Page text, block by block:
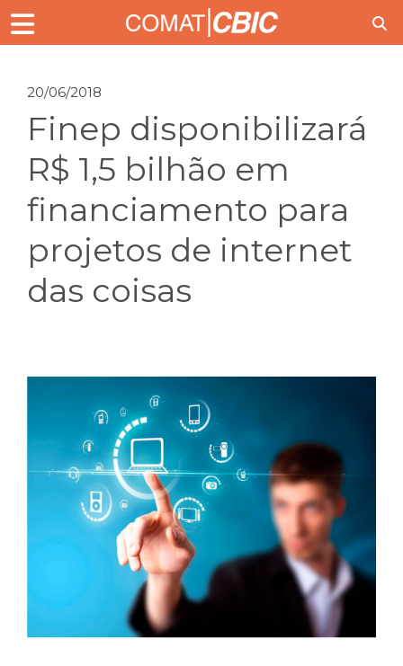
20/06/2018
Finep disponibilizará
R$ 1,5 bilhão em
financiamento para
projetos de internet
das coisas